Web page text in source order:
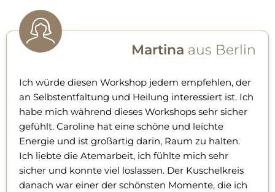
Martina aus Berlin
Ich würde diesen Workshop jedem empfehlen, der
an Selbstentfaltung und Heilung interessiert ist. Ich
habe mich während dieses Workshops sehr sicher
gefühlt. Caroline hat eine schöne und leichte
Energie und ist großartig darin, Raum zu halten.
Ich liebte die Atemarbeit, ich fühlte mich sehr
sicher und konnte viel loslassen. Der Kuschelkreis
danach war einer der schönsten Momente, die ich